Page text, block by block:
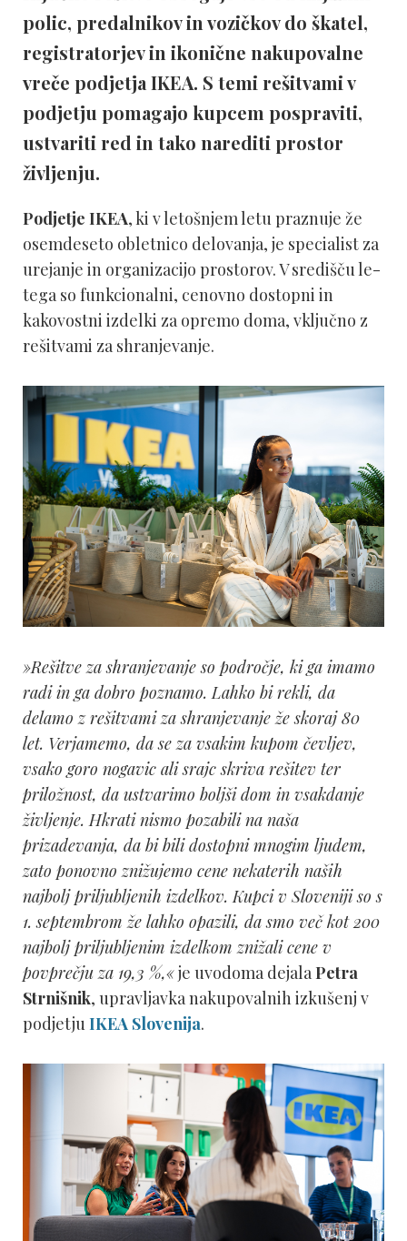
polic, predalnikov in vozičkov do škatel,
registratorjev in ikonične nakupovalne
vreče podjetja IKEA. S temi rešitvami v
podjetju pomagajo kupcem pospraviti,
ustvariti red in tako narediti prostor
življenju.
Podjetje IKEA, ki v letošnjem letu praznuje že
osemdeseto obletnico delovanja, je specialist za
urejanje in organizacijo prostorov. V središču le-
tega so funkcionalni, cenovno dostopni in
kakovostni izdelki za opremo doma, vključno z
rešitvami za shranjevanje.
»Rešitve za shranjevanje so področje, ki ga imamo
radi in ga dobro poznamo. Lahko bi rekli, da
delamo z rešitvami za shranjevanje že skoraj 80
let. Verjamemo, da se za vsakim kupom čevljev,
vsako goro nogavic ali srajc skriva rešitev ter
priložnost, da ustvarimo boljši dom in vsakdanje
življenje. Hkrati nismo pozabili na naša
prizadevanja, da bi bili dostopni mnogim ljudem,
zato ponovno znižujemo cene nekaterih naših
najbolj priljubljenih izdelkov. Kupci v Sloveniji so s
1. septembrom že lahko opazili, da smo več kot 200
najbolj priljubljenim izdelkom znižali cene v
povprečju za 19,3 %,«je uvodoma dejalaPetra
Strnišnik, upravljavka nakupovalnih izkušenj v
podjetjuIKEA Slovenija.